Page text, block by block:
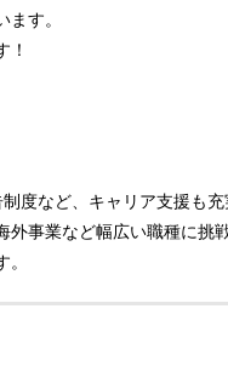
す。
！
度など、キャリア支援も充
事業など幅広い職種に挑